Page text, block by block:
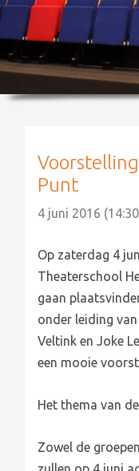
grand café
zakelijk
over ons
Punt
4 juni 2016
Op zaterdag 4
Theaterschool
gaan
onder leiding
Veltink en Joke
een mooie
Het thema van
Zowel de